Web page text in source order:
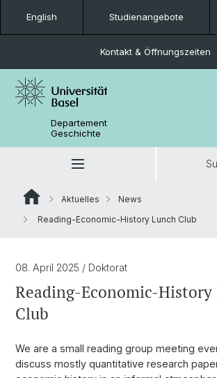
English Studienangebote
Kontakt & Öffnungszeiten
Departement
Geschichte
Aktuelles
News
Reading-Economic-History Lunch Club
08. April 2025 / Doktorat
Reading-Economic-History
Club
We are a small reading group meeting
discuss mostly quantitative research